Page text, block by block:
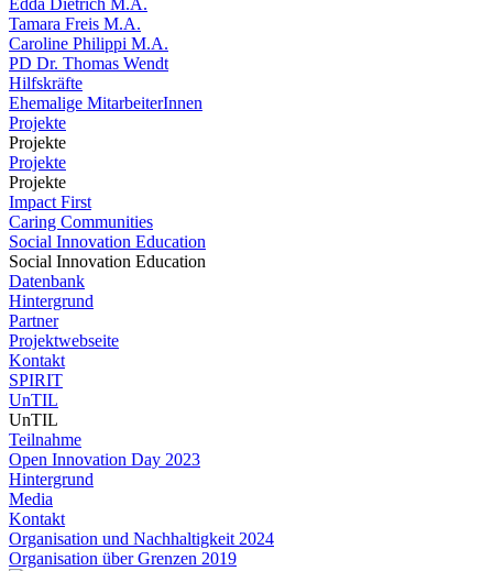
Edda Dietrich M.A.
Tamara Freis M.A.
Caroline Philippi M.A.
PD Dr. Thomas Wendt
Hilfskräfte
Ehemalige MitarbeiterInnen
Projekte
Projekte
Projekte
Projekte
Impact First
Caring Communities
Social Innovation Education
Social Innovation Education
Datenbank
Hintergrund
Partner
Projektwebseite
Kontakt
SPIRIT
UnTIL
UnTIL
Teilnahme
Open Innovation Day 2023
Hintergrund
Media
Kontakt
Organisation und Nachhaltigkeit 2024
Organisation über Grenzen 2019